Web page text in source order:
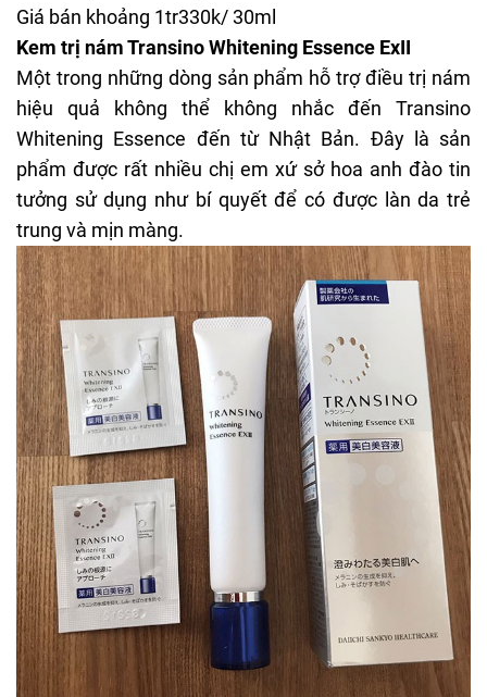
Giá bán khoảng 1tr330k/ 30ml
Kem trị nám Transino Whitening Essence ExII
Một trong những dòng sản phẩm hỗ trợ điều trị nám
hiệu quả không thể không nhắc đến Transino
Whitening Essence đến từ Nhật Bản. Đây là sản
phẩm được rất nhiều chị em xứ sở hoa anh đào tin
tưởng sử dụng như bí quyết để có được làn da trẻ
trung và mịn màng.